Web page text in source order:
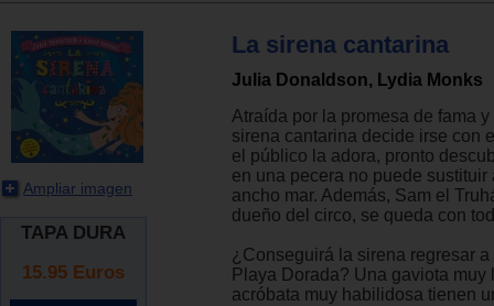
Ampliar imagen
TAPA DURA
15.95 Euros
La sirena cantarina
Julia Donaldson, Lydia Monks
Atraída por la promesa de fama y
sirena cantarina decide irse con
el público la adora, pronto
en una pecera no puede sustituir
ancho mar. Además, Sam el
dueño del circo, se queda con
¿Conseguirá la sirena regresar a
Playa Dorada? Una gaviota muy
acróbata muy habilidosa tienen